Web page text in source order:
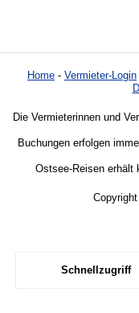
Home - Vermieter-Login
Die Vermieterinnen und
Buchungen erfolgen
Ostsee-Reisen erhält
Schnellzugriff